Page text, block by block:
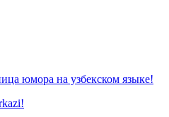
юмора на узбекском языке!